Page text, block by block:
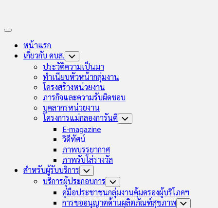
Expand
หน้าแรก
เกี่ยวกับ คบส. Toggle
Child
Menu
ประวัติความเป็นมา
ทำเนียบหัวหน้ากลุ่มงาน
โครงสร้างหน่วยงาน
ภารกิจและความรับผิดชอบ
บุคลากรหน่วยงาน
โครงการแม่กลองการันตี Toggle
E-magazine
วิดีทัศน์
ภาพบรรยากาศ
ภาพรับโล่รางวัล
สำหรับผู้รับบริการ Toggle
Child
Menu
บริการผู้ประกอบการ Toggle
Child
Menu
คู่มือประชาชนกลุ่มงานคุ้มครองผู้บริโภคฯ
การขออนุญาตด้านผลิตภัณฑ์สุขภาพ Toggle